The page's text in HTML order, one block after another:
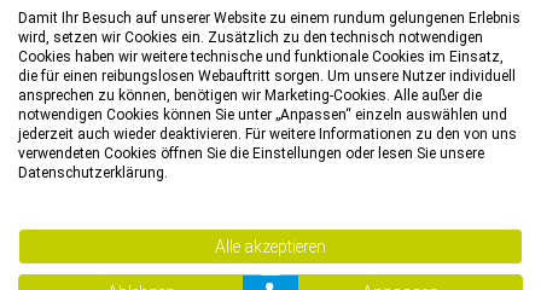
Aminosäuren fürs Pferd
7. Mai 2025
Insbesondere Bodybuilder schwören auf sie und häufig
fällt der Begriff Aminosäuren im Zusammenhang mit der
Mehr lesen
UNTERNEHMEN
RECHTLICHES
HÄNDLER
WIR HELFEN IHNEN
Damit Ihr Besuch auf unserer Website zu einem rundum gelungenen Erlebnis
wird, setzen wir Cookies ein. Zusätzlich zu den technisch notwendigen
Cookies haben wir weitere technische und funktionale Cookies im Einsatz,
die für einen reibungslosen Webauftritt sorgen. Um unsere Nutzer individuell
ansprechen zu können, benötigen wir Marketing-Cookies. Alle außer die
notwendigen Cookies können Sie unter „Anpassen“ einzeln auswählen und
jederzeit auch wieder deaktivieren. Für weitere Informationen zu den von uns
verwendeten Cookies öffnen Sie die Einstellungen oder lesen Sie unsere
Datenschutzerklärung.
Alle akzeptieren